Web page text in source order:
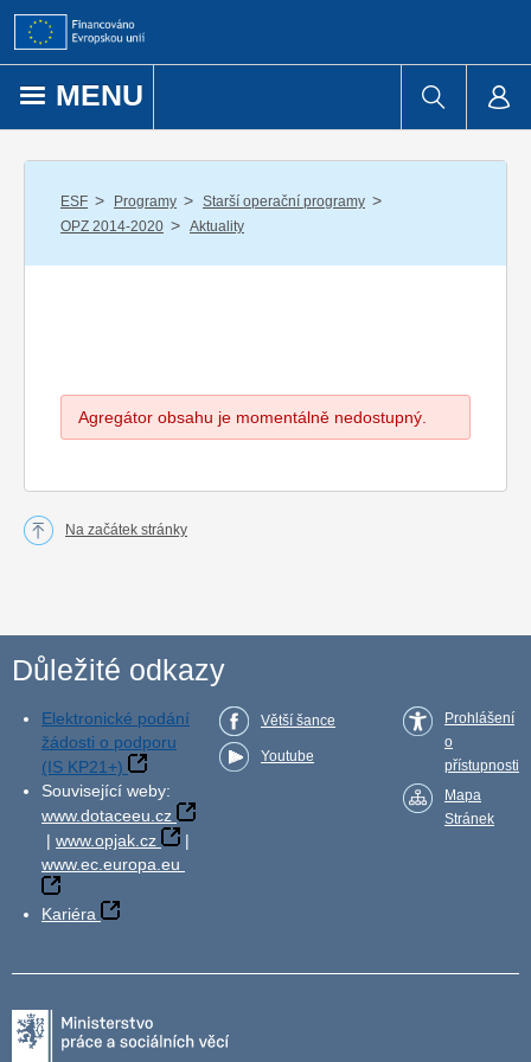
Přejít k obsahu
MENU
ESF / Programy / Starší operační programy /
OPZ 2014-2020 / Aktuality
Agregátor obsahu je momentálně nedostupný.
Na začátek stránky
Důležité odkazy
Elektronické podání
žádosti o podporu
(IS KP21+)
Související weby:
www.dotaceeu.cz
| www.opjak.cz
|
www.ec.europa.eu
Kariéra
Větší šance
Youtube
Prohlášení
o
přístupnosti
Mapa
Stránek